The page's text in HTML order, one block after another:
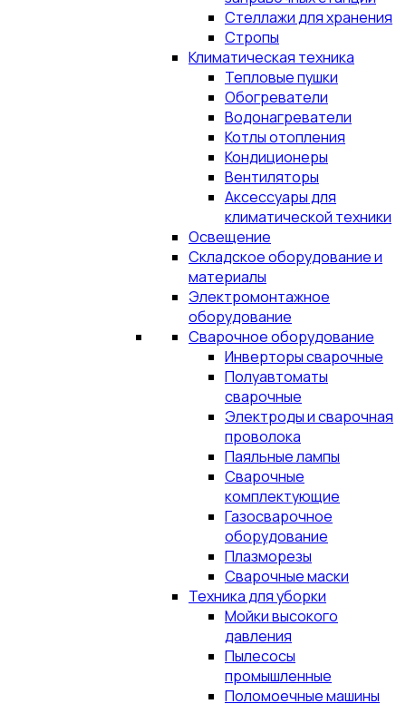
Стеллажи для хранения
Стропы
Климатическая техника
Тепловые пушки
Обогреватели
Водонагреватели
Котлы отопления
Кондиционеры
Вентиляторы
Аксессуары для
климатической техники
Освещение
Складское оборудование и
материалы
Электромонтажное
оборудование
Сварочное оборудование
Инверторы сварочные
Полуавтоматы
сварочные
Электроды и сварочная
проволока
Паяльные лампы
Сварочные
комплектующие
Газосварочное
оборудование
Плазморезы
Сварочные маски
Техника для уборки
Мойки высокого
давления
Пылесосы
промышленные
Поломоечные машины